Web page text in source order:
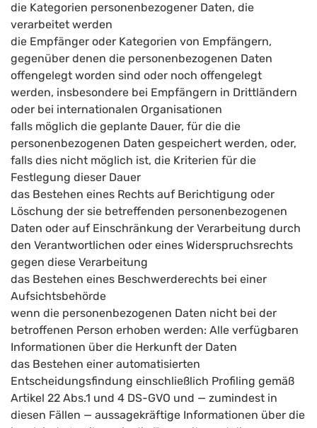
die Kategorien personenbezogener Daten, die
verarbeitet werden
die Empfänger oder Kategorien von Empfängern,
gegenüber denen die personenbezogenen Daten
offengelegt worden sind oder noch offengelegt
werden, insbesondere bei Empfängern in Drittländern
oder bei internationalen Organisationen
falls möglich die geplante Dauer, für die die
personenbezogenen Daten gespeichert werden, oder,
falls dies nicht möglich ist, die Kriterien für die
Festlegung dieser Dauer
das Bestehen eines Rechts auf Berichtigung oder
Löschung der sie betreffenden personenbezogenen
Daten oder auf Einschränkung der Verarbeitung durch
den Verantwortlichen oder eines Widerspruchsrechts
gegen diese Verarbeitung
das Bestehen eines Beschwerderechts bei einer
Aufsichtsbehörde
wenn die personenbezogenen Daten nicht bei der
betroffenen Person erhoben werden: Alle verfügbaren
Informationen über die Herkunft der Daten
das Bestehen einer automatisierten
Entscheidungsfindung einschließlich Profiling gemäß
Artikel 22 Abs.1 und 4 DS-GVO und — zumindest in
diesen Fällen — aussagekräftige Informationen über die